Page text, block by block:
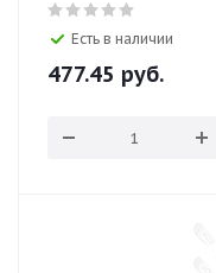
Есть в наличии
477.45 руб.